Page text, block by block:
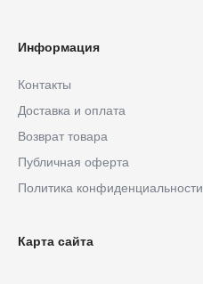
Информация
Контакты
Доставка и оплата
Возврат товара
Публичная оферта
Политика конфиденциальности
Карта сайта